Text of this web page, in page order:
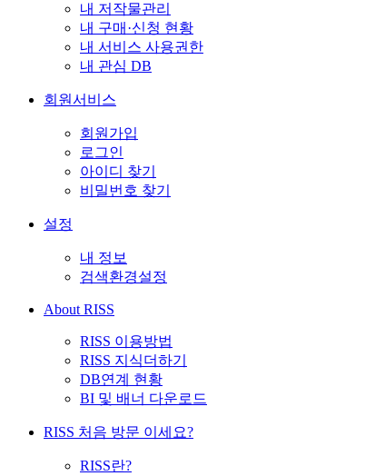
내 저작물관리
내 구매·신청 현황
내 서비스 사용권한
내 관심 DB
회원서비스
회원가입
로그인
아이디 찾기
비밀번호 찾기
설정
내 정보
검색환경설정
About RISS
RISS 이용방법
RISS 지식더하기
DB연계 현황
BI 및 배너 다운로드
RISS 처음 방문 이세요?
RISS란?